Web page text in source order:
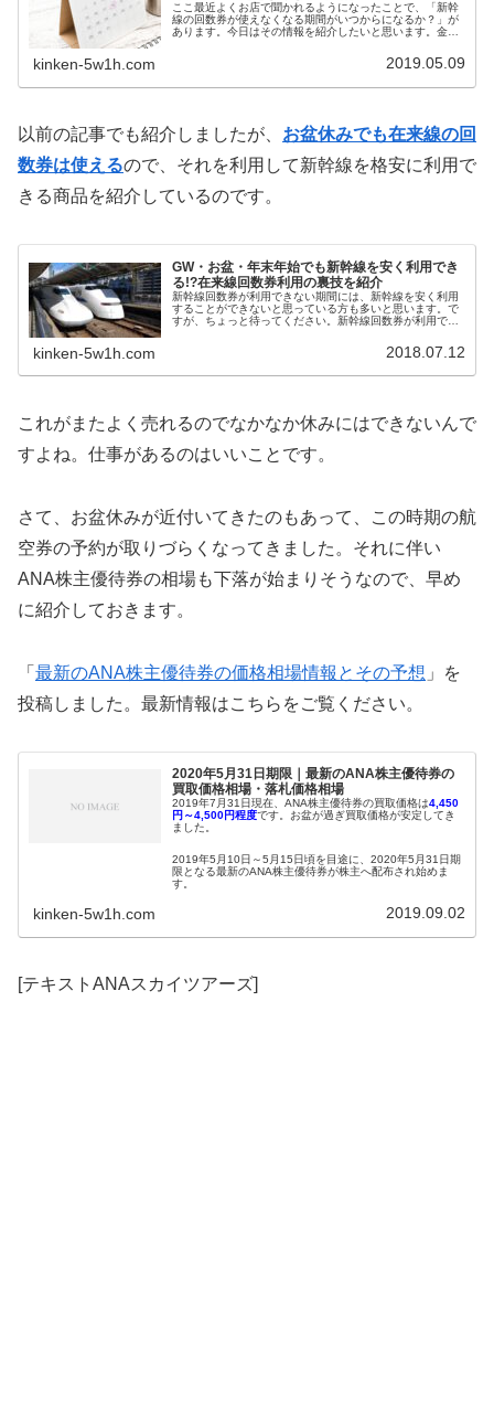
ここ最近よくお店で聞かれるようになったことで、「新幹
線の回数券が使えなくなる期間がいつからになるか？」が
あります。今日はその情報を紹介したいと思います。金券
kinken-5w1h.com 2019.05.09
以前の記事でも紹介しましたが、 お盆休みでも在来線の回
数券は使えるので、それを利用して新幹線を格安に利用で
きる商品を紹介しているのです。
GW・お盆・年末年始でも新幹線を安く利用でき
る!?在来線回数券利用の裏技を紹介
新幹線回数券が利用できない期間には、新幹線を安く利用
することができないと思っている方も多いと思います。で
すが、ちょっと待ってください。新幹線回数券が利用でき
できる方法はあります。今回は長期休暇でも新幹線に安く
kinken-5w1h.com 2018.07.12
これがまたよく売れるのでなかなか休みにはできないんで
すよね。仕事があるのはいいことです。
さて、お盆休みが近付いてきたのもあって、この時期の航
空券の予約が取りづらくなってきました。それに伴い
ANA株主優待券の相場も下落が始まりそうなので、早め
に紹介しておきます。
「 最新のANA株主優待券の価格相場情報とその予想 」を
投稿しました。最新情報はこちらをご覧ください。
2020年5月31日期限｜最新のANA株主優待券の
買取価格相場・落札価格相場
2019年7月31日現在、ANA株主優待券の買取価格は4,450
円～4,500円程度です。お盆が過ぎ買取価格が安定してき
ました。
2019年5月10日～5月15日頃を目途に、2020年5月31日期
限となる最新のANA株主優待券が株主へ配布され始めま
す。
2019年5月11日に最新のANA株主優待券の配布当初の買取
です。
kinken-5w1h.com 2019.09.02
[テキストANAスカイツアーズ]